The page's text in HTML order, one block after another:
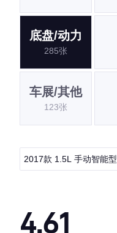
底盘/动力
285张
车展/其他
123张
2017款 1.5L 手动智能型
4.61